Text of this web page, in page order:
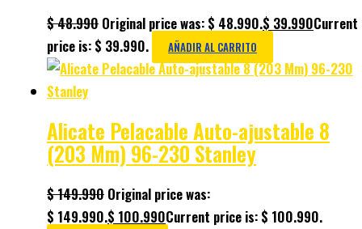
$48.990 Original price was: $ 48.990.$ 39.990Current
price is: $ 39.990.
AÑADIR AL CARRITO
Alicate Pelacable Auto-ajustable 8
(203 Mm) 96-230 Stanley
$149.990 Original price was:
$ 149.990.$ 100.990Current price is: $ 100.990.